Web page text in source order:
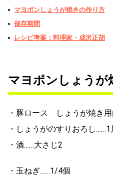
マヨポンしょうが焼きの作り方
保存期間
レシピ考案：料理家・成沢正胡
マヨポンしょうが
・豚ロース しょうが焼き
・しょうがのすりおろし……1
・酒……大さじ2
・玉ねぎ……1/4個